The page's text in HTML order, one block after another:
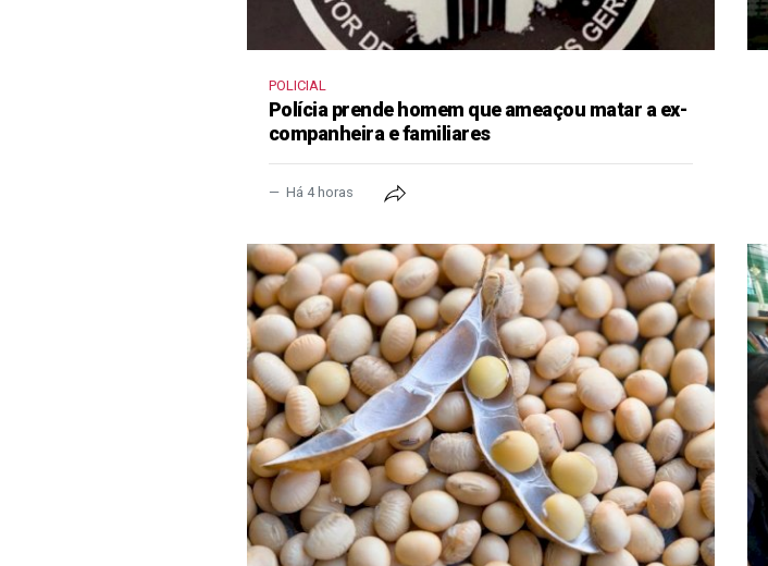
POLICIAL
Polícia prende homem que ameaçou matar a ex-
companheira e familiares
Há 4 horas